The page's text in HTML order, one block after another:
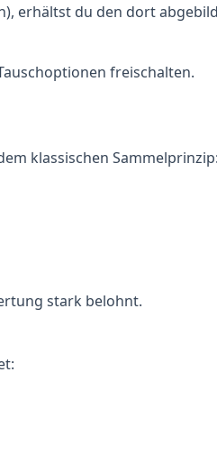
erhältst du den dort
freischalten.
klassischen Sammelprinzip:
stark belohnt.